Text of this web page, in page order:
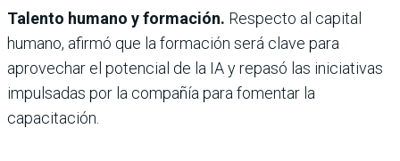
Talento humano y formación. Respecto al capital
humano, afirmó que la formación será clave para
aprovechar el potencial de la IA y repasó las iniciativas
impulsadas por la compañía para fomentar la
capacitación.